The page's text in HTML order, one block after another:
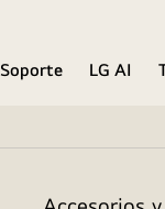
Soporte LG AI